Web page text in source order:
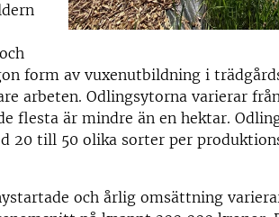
form av vuxenutbildning i
arbeten. Odlingsytorna varierar
flesta är mindre än en hektar.
20 till 50 olika sorter per
och årlig omsättning